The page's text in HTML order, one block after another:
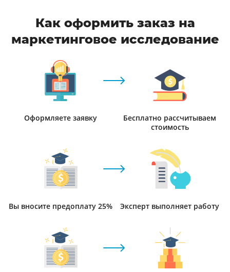
Как оформить заказ на
маркетинговое исследование
Оформляете заявку
Бесплатно рассчитываем
стоимость
Вы вносите предоплату 25% Эксперт выполняет работу